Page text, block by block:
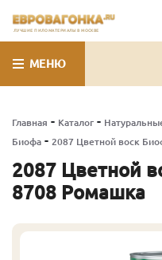
ЛУЧШИЕ ПИЛОМАТЕРИАЛЫ В МОСКВЕ
МЕНЮ
Главная - Каталог -
Биофа - 2087 Цветной воск
2087 Цветной
8708 Ромашка